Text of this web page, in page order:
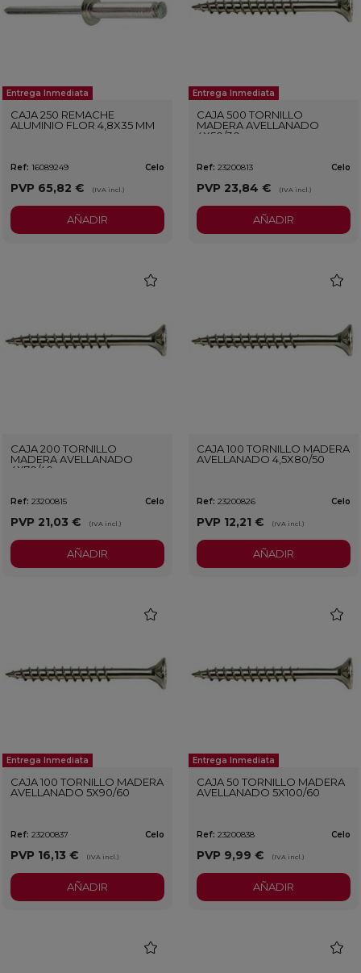
Entrega Inmediata
CAJA 250 REMACHE
ALUMINIO FLOR 4,8X35 MM
Ref: 16089249 Celo
PVP 65,82 € (IVA incl.)
AÑADIR
Entrega Inmediata
CAJA 500 TORNILLO
MADERA AVELLANADO
4X50/30
Ref: 23200813 Celo
PVP 23,84 € (IVA incl.)
AÑADIR
CAJA 200 TORNILLO
MADERA AVELLANADO
4X70/40
Ref: 23200815 Celo
PVP 21,03 € (IVA incl.)
AÑADIR
CAJA 100 TORNILLO MADERA
AVELLANADO 4,5X80/50
Ref: 23200826 Celo
PVP 12,21 € (IVA incl.)
AÑADIR
Entrega Inmediata
CAJA 100 TORNILLO MADERA
AVELLANADO 5X90/60
Ref: 23200837 Celo
PVP 16,13 € (IVA incl.)
AÑADIR
Entrega Inmediata
CAJA 50 TORNILLO MADERA
AVELLANADO 5X100/60
Ref: 23200838 Celo
PVP 9,99 € (IVA incl.)
AÑADIR